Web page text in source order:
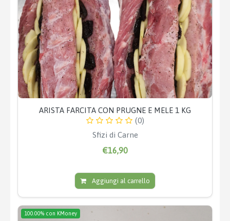
ARISTA FARCITA CON PRUGNE E MELE 1 KG
(0)
Sfizi di Carne
€16,90
Aggiungi al carrello
100.00% con KMoney